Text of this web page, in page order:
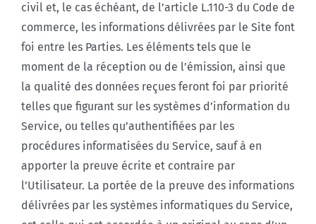
civil et, le cas échéant, de l’article L.110-3 du Code de
commerce, les informations délivrées par le Site font
foi entre les Parties. Les éléments tels que le
moment de la réception ou de l’émission, ainsi que
la qualité des données reçues feront foi par priorité
telles que figurant sur les systèmes d’information du
Service, ou telles qu’authentifiées par les
procédures informatisées du Service, sauf à en
apporter la preuve écrite et contraire par
l’Utilisateur. La portée de la preuve des informations
délivrées par les systèmes informatiques du Service,